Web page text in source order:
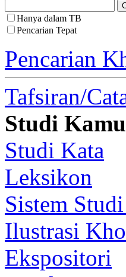
Hanya dalam TB
Pencarian Tepat
Pencarian
Tafsiran/
Studi
Studi Kata
Leksikon
Sistem
Ilustrasi
Ekspositori